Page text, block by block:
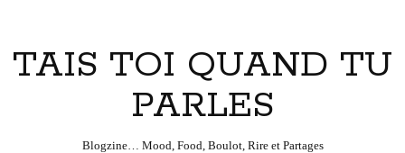
TAIS TOI QUAND TU
PARLES
Blogzine… Mood, Food, Boulot, Rire et Partages